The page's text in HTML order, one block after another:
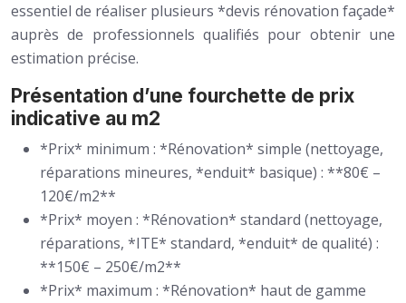
essentiel de réaliser plusieurs *devis rénovation façade*
auprès de professionnels qualifiés pour obtenir une
estimation précise.
Présentation d’une fourchette de prix
indicative au m2
*Prix* minimum : *Rénovation* simple (nettoyage,
réparations mineures, *enduit* basique) : **80€ –
120€/m2**
*Prix* moyen : *Rénovation* standard (nettoyage,
réparations, *ITE* standard, *enduit* de qualité) :
**150€ – 250€/m2**
*Prix* maximum : *Rénovation* haut de gamme